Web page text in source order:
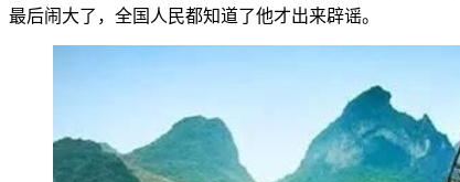
最后闹大了，全国人民都知道了他才出来辟谣。